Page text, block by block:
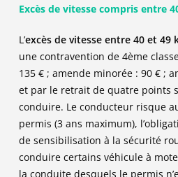
-1
Article du code de la route :
Amende forfaitaire :
135 €
Amende minorée :
90 €(si
jours)
Amende majorée :
375 €
paiement)
Mesures concernant le permis
complémentaires :
Excès de vitesse compris entre
L’excès de vitesse entre 40 et 49
une contravention de 4ème
135 € ; amende minorée : 90 € ;
et par le retrait de quatre points
conduire. Le conducteur risque
permis (3 ans maximum),
de sensibilisation à la sécurité
conduire certains véhicule à
la conduite desquels le permis